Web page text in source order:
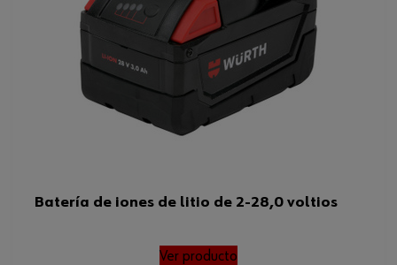
Batería de iones de litio de 2-28,0 voltios
Ver producto